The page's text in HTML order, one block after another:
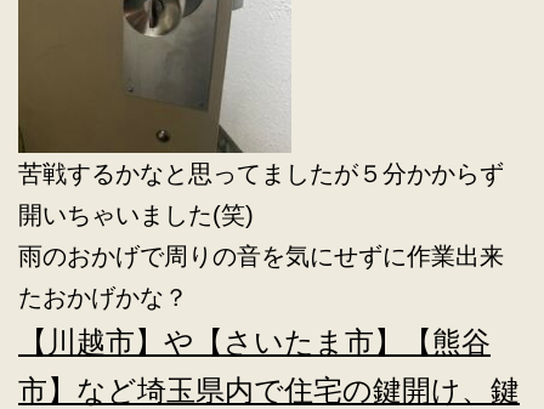
苦戦するかなと思ってましたが５分かからず
開いちゃいました(笑)
雨のおかげで周りの音を気にせずに作業出来
たおかげかな？
【川越市】や【さいたま市】【熊谷
市】など埼玉県内で住宅の鍵開け、鍵